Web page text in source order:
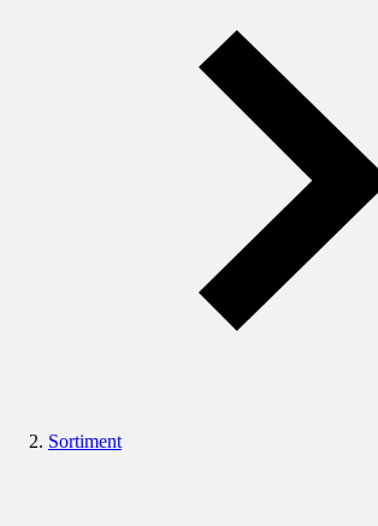
Sortiment